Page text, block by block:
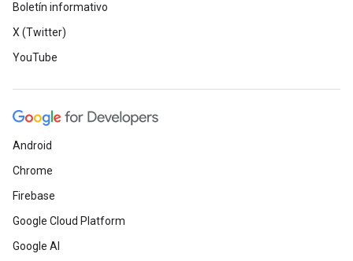
Boletín informativo
X (Twitter)
YouTube
Android
Chrome
Firebase
Google Cloud Platform
Google AI